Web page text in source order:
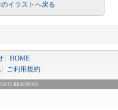
イラストへ戻る
HOME
ご利用規約
RESERVED.